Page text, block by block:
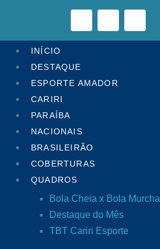
INÍCIO
DESTAQUE
ESPORTE AMADOR
CARIRI
PARAÍBA
NACIONAIS
BRASILEIRÃO
COBERTURAS
QUADROS
Bola Cheia x Bola Murcha
Destaque do Mês
TBT Cariri Esporte